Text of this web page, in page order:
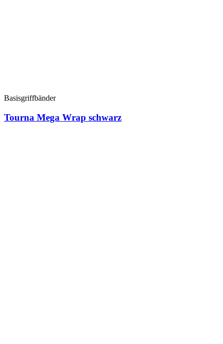
Basisgriffbänder
Tourna Mega Wrap schwarz